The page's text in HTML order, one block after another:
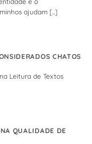
ajudam [...]
CHATOS
Leitura de Textos
QUALIDADE DE